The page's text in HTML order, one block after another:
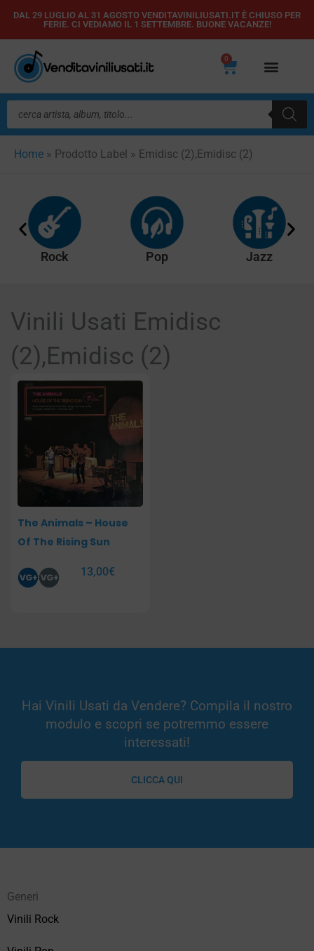
Vai
contenuto
DAL 29 LUGLIO AL 31 AGOSTO VENDITAVINILIUSATI.IT È CHIUSO PER
FERIE. CI VEDIAMO IL 1 SETTEMBRE. BUONE VACANZE!
0
Carrello
Ricerca
prodotti
Home » Prodotto Label » Emidisc (2),Emidisc (2)
Rock Pop Jazz
Vinili Usati Emidisc
(2),Emidisc (2)
The Animals – House
Of The Rising Sun
13,00€
Hai Vinili Usati da Vendere? Compila il nostro
modulo e scopri se potremmo essere
interessati!
CLICCA QUI
Generi
Vinili Rock